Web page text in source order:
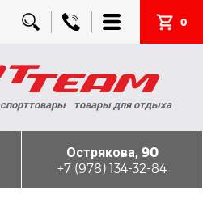
0
спорттовары товары для отдыха
Острякова, 90
+7 (978) 134-32-84